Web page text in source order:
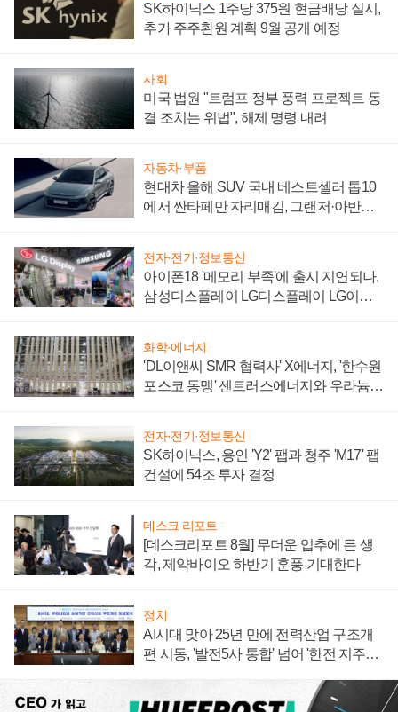
SK하이닉스 1주당 375원 현금배당 실시,
추가 주주환원 계획 9월 공개 예정
사회
미국 법원 "트럼프 정부 풍력 프로젝트 동
결 조치는 위법", 해제 명령 내려
자동차·부품
현대차 올해 SUV 국내 베스트셀러 톱10
에서 싼타페만 자리매김, 그랜저·아반떼
전자·전기·정보통신
아이폰18 '메모리 부족'에 출시 지연되나,
삼성디스플레이 LG디스플레이 LG이노
화학·에너지
'DL이앤씨 SMR 협력사' X에너지, '한수원
포스코 동맹' 센트러스에너지와 우라늄
전자·전기·정보통신
SK하이닉스, 용인 'Y2' 팹과 청주 'M17' 팹
건설에 54조 투자 결정
데스크 리포트
[데스크리포트 8월] 무더운 입추에 든 생
각, 제약바이오 하반기 훈풍 기대한다
정치
AI시대 맞아 25년 만에 전력산업 구조개
편 시동, '발전5사 통합' 넘어 '한전 지주사'